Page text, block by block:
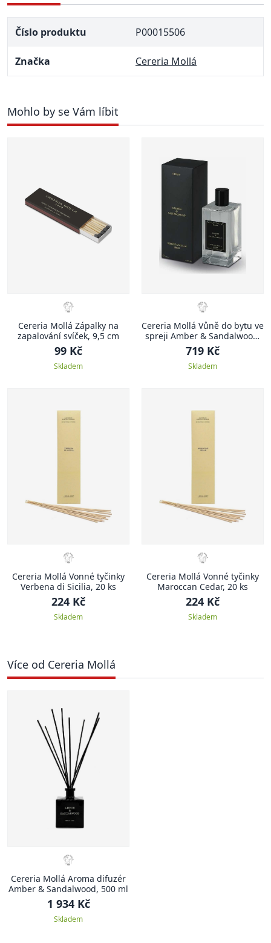
Číslo produktu P00015506
Značka Cereria Mollá
Mohlo by se Vám líbit
Cereria Mollá Zápalky na
zapalování svíček, 9,5 cm
99 Kč
Skladem
Cereria Mollá Vůně do bytu ve
spreji Amber & Sandalwood,
100 ml
719 Kč
Skladem
Cereria Mollá Vonné tyčinky
Verbena di Sicilia, 20 ks
224 Kč
Skladem
Cereria Mollá Vonné tyčinky
Maroccan Cedar, 20 ks
224 Kč
Skladem
Více od Cereria Mollá
Cereria Mollá Aroma difuzér
Amber & Sandalwood, 500 ml
1 934 Kč
Skladem